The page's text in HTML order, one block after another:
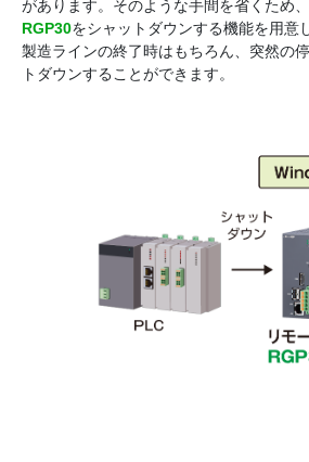
があります。そのような手間を省くため
RGP30をシャットダウンする機能を用意
製造ラインの終了時はもちろん、突然の
トダウンすることができます。